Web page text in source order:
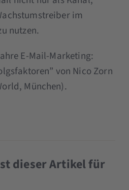
im
nutzen.
E-Mail-Marketing:
von Nico Zorn
München).
dieser Artikel für